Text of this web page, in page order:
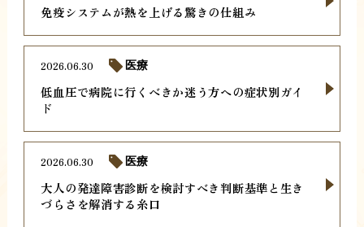
免疫システムが熱を上げる驚きの仕組み
低血圧で病院に行くべきか迷う方への症状別ガイ
ド
2026.06.30 医療
大人の発達障害診断を検討すべき判断基準と生き
づらさを解消する糸口
2026.06.30 医療